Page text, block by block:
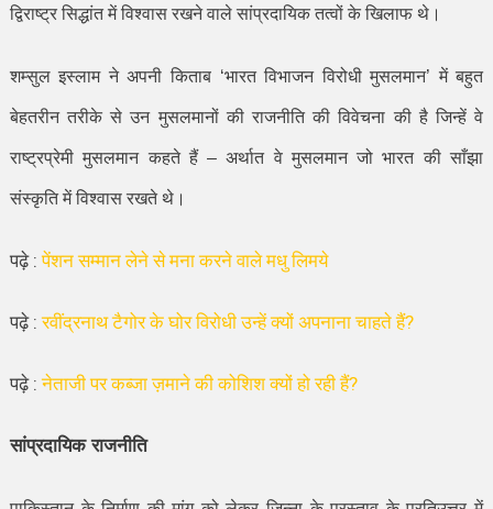
द्विराष्ट्र सिद्धांत में विश्वास रखने वाले सांप्रदायिक तत्वों के खिलाफ थे।
शम्सुल इस्लाम ने अपनी किताब ‘भारत विभाजन विरोधी मुसलमान’में बहुत
बेहतरीन तरीके से उन मुसलमानों की राजनीति की विवेचना की है जिन्हें वे
राष्ट्रप्रेमी मुसलमान कहते हैं – अर्थात वे मुसलमान जो भारत की साँझा
संस्कृति में विश्वास रखते थे।
पढ़े :पेंशन सम्मान लेने से मना करने वाले मधु लिमये
पढ़े :रवींद्रनाथ टैगोर के घोर विरोधी उन्हें क्यों अपनाना चाहते हैं?
पढ़े :नेताजी पर कब्जा ज़माने की कोशिश क्यों हो रही हैं?
सांप्रदायिक राजनीति